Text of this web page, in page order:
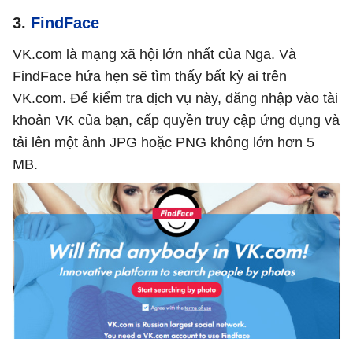
3. FindFace
VK.com là mạng xã hội lớn nhất của Nga. Và
FindFace hứa hẹn sẽ tìm thấy bất kỳ ai trên
VK.com. Để kiểm tra dịch vụ này, đăng nhập vào tài
khoản VK của bạn, cấp quyền truy cập ứng dụng và
tải lên một ảnh JPG hoặc PNG không lớn hơn 5
MB.